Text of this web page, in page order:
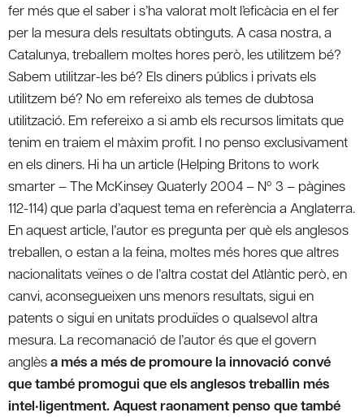
fer més que el saber i s’ha valorat molt l’eficàcia en el fer
per la mesura dels resultats obtinguts. A casa nostra, a
Catalunya, treballem moltes hores però, les utilitzem bé?
Sabem utilitzar-les bé? Els diners públics i privats els
utilitzem bé? No em refereixo als temes de dubtosa
utilització. Em refereixo a si amb els recursos limitats que
tenim en traiem el màxim profit. I no penso exclusivament
en els diners. Hi ha un article (Helping Britons to work
smarter – The McKinsey Quaterly 2004 – Nº 3 – pàgines
112-114) que parla d’aquest tema en referència a Anglaterra.
En aquest article, l’autor es pregunta per què els anglesos
treballen, o estan a la feina, moltes més hores que altres
nacionalitats veïnes o de l’altra costat del Atlàntic però, en
canvi, aconsegueixen uns menors resultats, sigui en
patents o sigui en unitats produïdes o qualsevol altra
mesura. La recomanació de l’autor és que el govern
anglèsa més a més de promoure la innovació convé
que també promogui que els anglesos treballin més
intel•ligentment. Aquest raonament penso que també